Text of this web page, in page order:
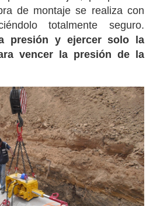
de montaje se realiza con
totalmente seguro.
presión y ejercer solo la
vencer la presión de la